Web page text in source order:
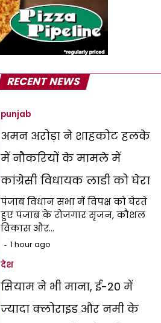
RECENT NEWS
punjab
अमन अरोड़ा ने शाहकोट हलके
में नौकरियों के मामले में
कांग्रेसी विधायक लाडी को घेरा
पंजाब विधान सभा में विपक्ष को घेरते
हुए पंजाब के रोजगार सृजन, कौशल
विकास और…
1 hour ago
देश
सियाम ने भी माना, ई-20 में
ज्यादा क्लोराइड और नमी के